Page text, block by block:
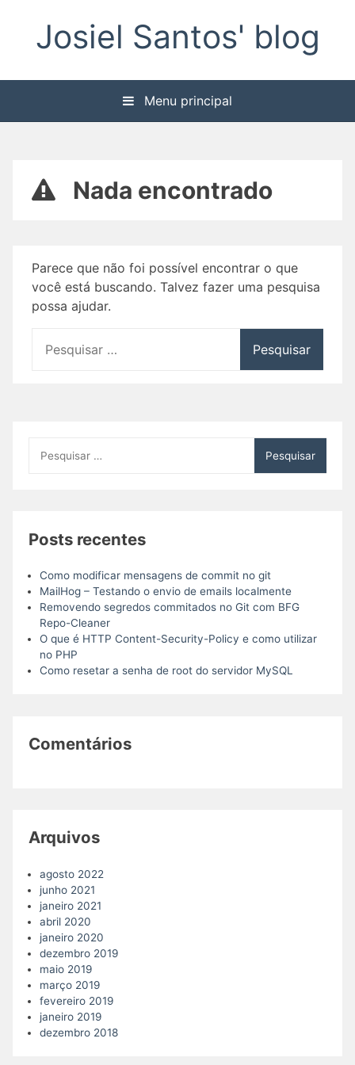
Josiel Santos' blog
Menu principal
Nada encontrado
Parece que não foi possível encontrar o que
você está buscando. Talvez fazer uma pesquisa
possa ajudar.
por:
por:
Posts recentes
Como modificar mensagens de commit no git
MailHog – Testando o envio de emails localmente
Removendo segredos commitados no Git com BFG
Repo-Cleaner
O que é HTTP Content-Security-Policy e como utilizar
no PHP
Como resetar a senha de root do servidor MySQL
Comentários
Arquivos
agosto 2022
junho 2021
janeiro 2021
abril 2020
janeiro 2020
dezembro 2019
maio 2019
março 2019
fevereiro 2019
janeiro 2019
dezembro 2018